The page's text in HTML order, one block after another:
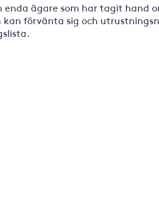
enda ägare som har tagit hand
förvänta sig och